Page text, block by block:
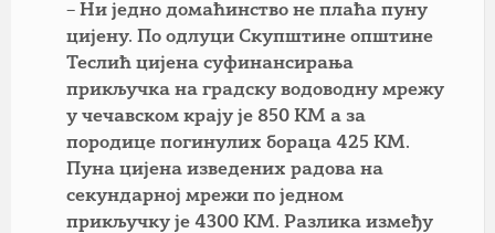
– Ни једно домаћинство не плаћа пуну
цијену. По одлуци Скупштине општине
Теслић цијена суфинансирања
прикључка на градску водоводну мрежу
у чечавском крају је 850 КМ а за
породице погинулих бораца 425 КМ.
Пуна цијена изведених радова на
секундарној мрежи по једном
прикључку је 4300 КМ. Разлика између